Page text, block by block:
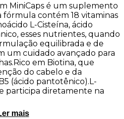
MiniCaps é um suplemento
contém 18 vitaminas
L-Cisteína, ácido
esses nutrientes, quando
equilibrada e de
um cuidado avançado para
em Biotina, que
do cabelo e da
(ácido pantotênico).L-
participa diretamente na
mais